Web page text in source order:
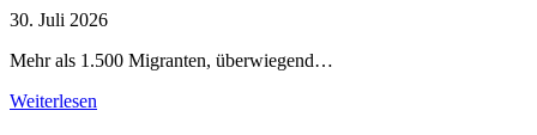
30. Juli 2026
Mehr als 1.500 Migranten, überwiegend…
Weiterlesen